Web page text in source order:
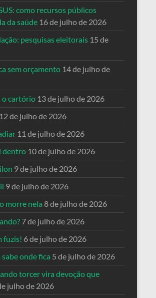
como recursos públicos
da saúde 16 de julho de 2026
pesquisas eleitorais 15 de
sem orçamento 14 de julho de
o cartório 13 de julho de 2026
12 de julho de 2026
11 de julho de 2026
dentro 10 de julho de 2026
9 de julho de 2026
9 de julho de 2026
morre nela 8 de julho de 2026
7 de julho de 2026
fuzis! 6 de julho de 2026
onde fica 5 de julho de 2026
torcer vira devoção que
julho de 2026